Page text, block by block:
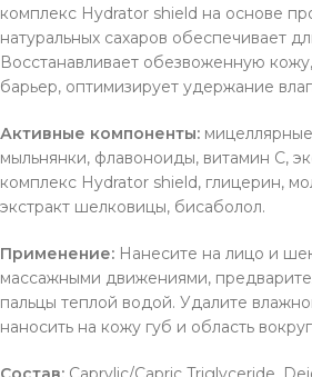
комплекс Hydrator shield на основе
натуральных сахаров обеспечивает
Восстанавливает обезвоженную
барьер, оптимизирует удержание
Активные компоненты:
мыльнянки, флавоноиды, витамин С,
комплекс Hydrator shield, глицерин,
экстракт шелковицы, бисаболол.
Применение: Нанесите на лицо и
массажными движениями,
пальцы теплой водой. Удалите
наносить на кожу губ и область вокруг